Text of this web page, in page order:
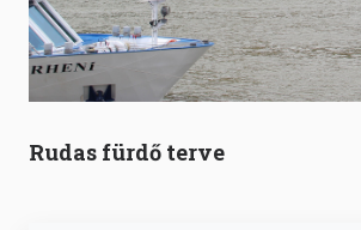
Rudas fürdő terve